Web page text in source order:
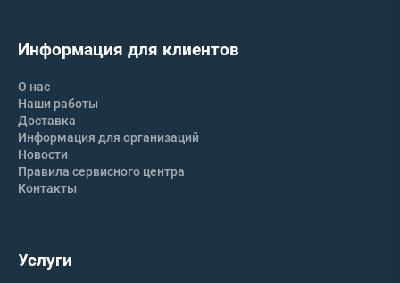
Услуги
Информация для клиентов
О нас
Наши работы
Доставка
Информация для организаций
Новости
Правила сервисного центра
Контакты